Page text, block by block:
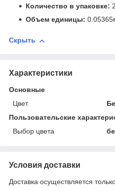
Количество в упаковке:
Объем единицы:
Скрыть
Характеристики
Основные
Цвет
Пользовательские
Выбор цвета
Условия доставки
Доставка осуществляется